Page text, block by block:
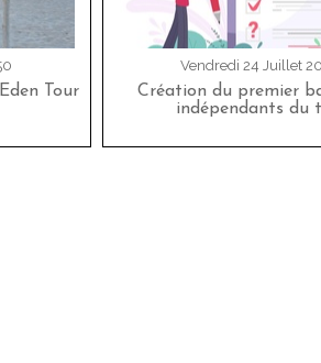
Tour
Vendredi 24 Juillet
Création du premier
indépendants du